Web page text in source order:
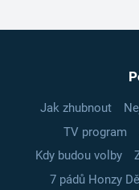
Jak zhubnout
TV program
Kdy budou volby
7 pádů Honzy